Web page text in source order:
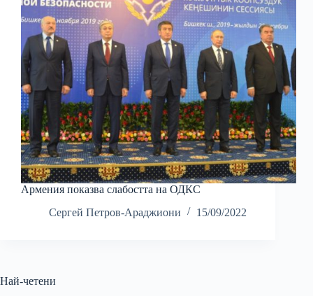
Армения показва слабостта на ОДКС
Сергей Петров-Араджиони
15/09/2022
Най-четени